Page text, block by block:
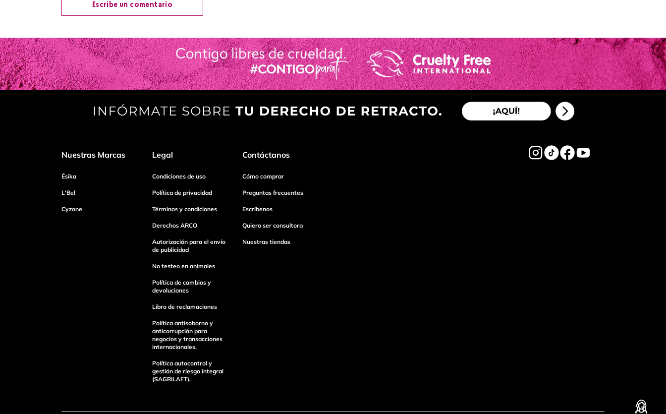
Escribe un comentario
Agregar comentario
Título
Nuestras Marcas
Ésika
L'Bel
Cyzone
Legal
Condiciones de uso
Política de privacidad
Términos y condiciones
Derechos ARCO
Autorización para el envío
de publicidad
No testeo en animales
Política de cambios y
devoluciones
Libro de reclamaciones
Política antisoborno y
anticorrupción para
negocios y transacciones
internacionales.
Política autocontrol y
gestión de riesgo integral
(SAGRILAFT).
Contáctanos
Cómo comprar
Preguntas frecuentes
Escríbenos
Quiero ser consultora
Nuestras tiendas